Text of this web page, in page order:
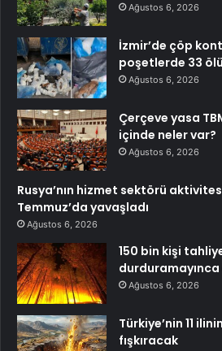
Ağustos 6, 2026
İzmir’de çöp
poşetlerde 33
Ağustos 6, 2026
Çerçeve yasa
içinde neler var?
Ağustos 6, 2026
Rusya’nın hizmet sektörü
Temmuz’da yavaşladı
Ağustos 6, 2026
150 bin kişi
Ağustos 6, 2026
Türkiye’nin 11
fışkıracak